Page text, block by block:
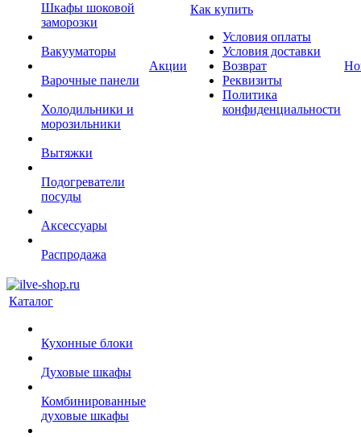
Шкафы шоковой
заморозки
Вакууматоры
Варочные панели
Холодильники и
морозильники
Вытяжки
Подогреватели
посуды
Аксессуары
Распродажа
Акции
Как купить
Условия оплаты
Условия доставки
Возврат
Реквизиты
Политика
конфиденциальности
Каталог
Кухонные блоки
Духовые шкафы
Комбинированные
духовые шкафы